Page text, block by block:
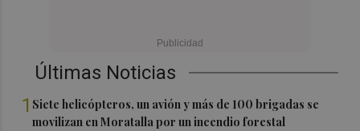
Últimas Noticias
1 Siete helicópteros, un avión y más de 100 brigadas se
movilizan en Moratalla por un incendio forestal